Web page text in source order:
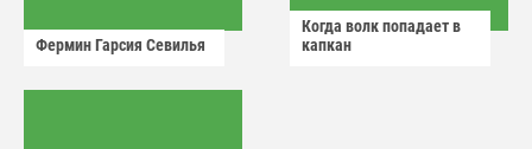
Фермин Гарсия Севилья
Когда волк попадает в
капкан